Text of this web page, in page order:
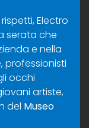
Electro
serata che
e nella
professionisti
occhi
artiste,
del Museo